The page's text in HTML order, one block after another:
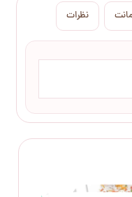
نظرات